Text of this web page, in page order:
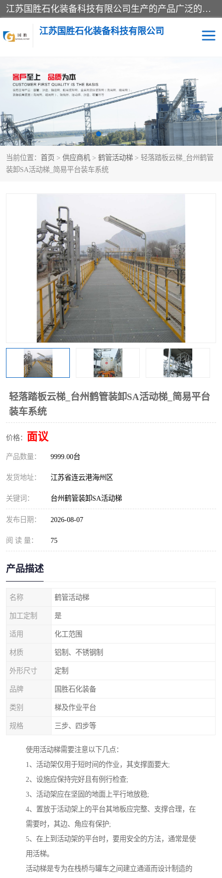
江苏国胜石化装备科技有限公司生产的产品广泛的应用于石油、石化等行业中，产品种类齐全，其中包括装卸鹤管、汽车鹤管、火车鹤管、装车鹤管、卸车鹤管、上装鹤管、下装鹤管、lng鹤管、发油鹤管、液氨鹤管、液化气鹤管等，我们生产的产品质量上乘，价格实惠，服务好，买鹤管就到国胜石化装备！
江苏国胜石化装备科技有限公司
当前位置： 首页 > 供应商机 > 鹤管活动梯 > 轻落踏板云梯_台州鹤管
装卸SA活动梯_简易平台装车系统
轻落踏板云梯_台州鹤管装卸SA活动梯_简易平台
装车系统
价格： 面议
产品数量： 9999.00台
发货地址： 江苏省连云港海州区
关键词： 台州鹤管装卸SA活动梯
发布日期： 2026-08-07
阅 读 量： 75
产品描述
名称 鹤管活动梯
加工定制 是
适用 化工范围
材质 铝制、不锈钢制
外形尺寸 定制
品牌 国胜石化装备
类别 梯及作业平台
规格 三步、四步等
使用活动梯需要注意以下几点：
1、活动架仅用于短时间的作业，其支撑面要大;
2、设施应保持完好且有例行检查;
3、活动架应在坚固的地面上平行地放稳;
4、置放于活动架上的平台其地板应完整、支撑合理，在
需要时，其边、角应有保护;
5、在上到活动架的平台时，要用安全的方法，通常是使
用活梯。
活动梯是专为在栈桥与罐车之间建立通道而设计制造的
输油臂 鹤管活动梯